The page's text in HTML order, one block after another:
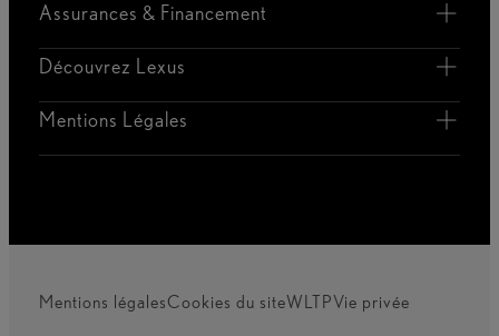
Assurances & Financement
Découvrez Lexus
Mentions Légales
Mentions légalesCookies du siteWLTPVie privée